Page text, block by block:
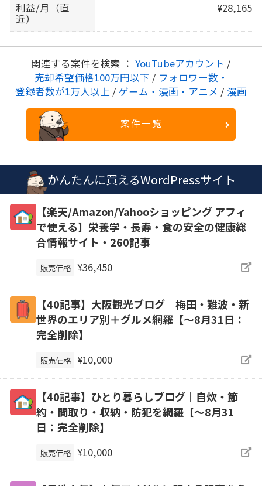
利益/月（直
近）
¥28,165
関連する案件を検索 ： YouTubeアカウント /
売却希望価格100万円以下 / フォロワー数・
登録者数が1万人以上 / ゲーム・漫画・アニメ / 漫画
案件一覧
かんたんに買えるWordPressサイト
【楽天/Amazon/Yahooショッピング アフィ
で使える】栄養学・長寿・食の安全の健康総
合情報サイト・260記事
販売価格 ¥36,450
【40記事】大阪観光ブログ｜梅田・難波・新
世界のエリア別＋グルメ網羅【～8月31日：
完全削除】
販売価格 ¥10,000
【40記事】ひとり暮らしブログ｜自炊・節
約・間取り・収納・防犯を網羅【～8月31
日：完全削除】
販売価格 ¥10,000